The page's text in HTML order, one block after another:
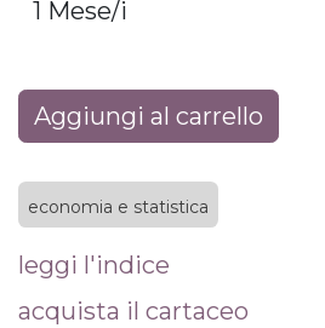
Aggiungi al carrello
economia e statistica
leggi l'indice
acquista il cartaceo